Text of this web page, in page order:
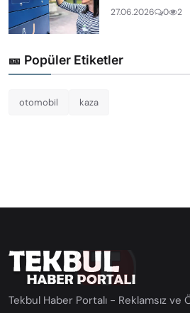
27.06.2026 0 2
🎫 Popüler Etiketler
otomobil kaza
Tekbul Haber Portalı - Reklamsız ve